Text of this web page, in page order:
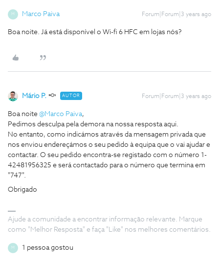
M Marco Paiva Forum|Forum|3 years ago
Boa noite. Já está disponível o Wi-fi 6 HFC em lojas nós?
Mário P. AUTOR Forum|Forum|3 years ago
Boa noite @Marco Paiva,
Pedimos desculpa pela demora na nossa resposta aqui.
No entanto, como indicámos através da mensagem privada que
nos enviou endereçámos o seu pedido à equipa que o vai ajudar e
contactar. O seu pedido encontra-se registado com o número 1-
42481956325 e será contactado para o número que termina em
"747".
Obrigado
Ajude a comunidade a encontrar informação relevante. Marque
como "Melhor Resposta" e faça "Like" nos melhores comentários.
M 1 pessoa gostou